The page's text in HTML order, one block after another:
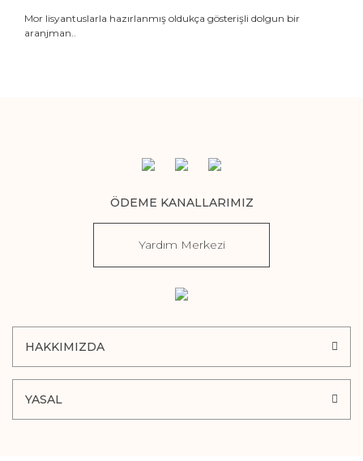
Mor lisyantuslarla hazırlanmış oldukça gösterişli dolgun bir
aranjman..
ÖDEME KANALLARIMIZ
Yardım Merkezi
HAKKIMIZDA
YASAL